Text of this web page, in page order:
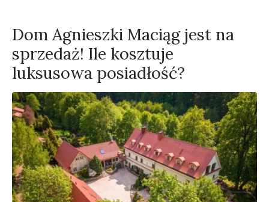
Dom Agnieszki Maciąg jest na
sprzedaż! Ile kosztuje
luksusowa posiadłość?